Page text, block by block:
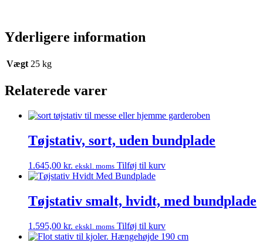
Yderligere information
Vægt 25 kg
Relaterede varer
Tøjstativ, sort, uden bundplade
1.645,00 kr. ekskl. moms Tilføj til kurv
Tøjstativ smalt, hvidt, med bundplade
1.595,00 kr. ekskl. moms Tilføj til kurv